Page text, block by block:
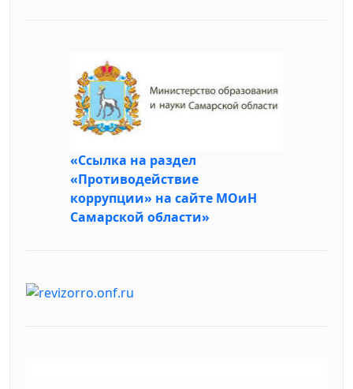
«Ссылка на раздел
«Противодействие
коррупции» на сайте МОиН
Самарской области»